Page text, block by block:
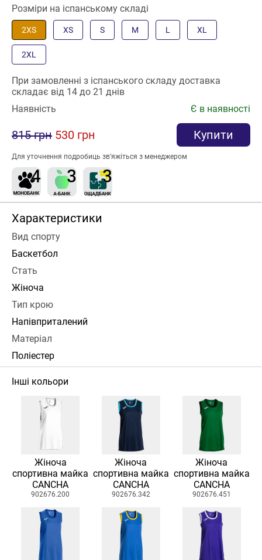
Розміри на іспанському складі
2XS XS S M L XL
2XL
При замовленні з іспанського складу доставка
складає від 14 до 21 днів
Наявність
Є в наявності
815 грн 530 грн Купити
Для уточнення подробиць зв’яжіться з менеджером
Характеристики
Вид спорту
Баскетбол
Стать
Жіноча
Тип крою
Напівприталений
Матеріал
Поліестер
Інші кольори
Жіноча
спортивна майка
CANCHA
902676.200
Жіноча
спортивна майка
CANCHA
902676.342
Жіноча
спортивна майка
CANCHA
902676.451